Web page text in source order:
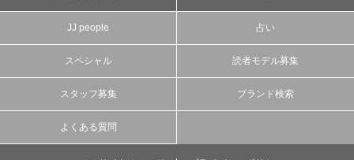
JJ people 占い
スペシャル 読者モデル募集
スタッフ募集 ブランド検索
よくある質問